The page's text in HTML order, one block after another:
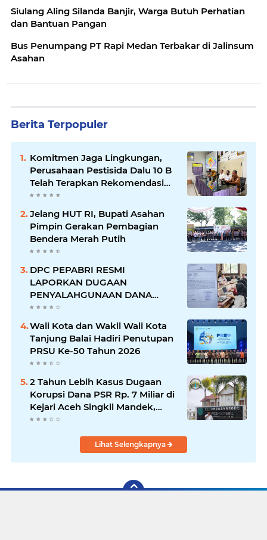
Siulang Aling Silanda Banjir, Warga Butuh Perhatian
dan Bantuan Pangan
Bus Penumpang PT Rapi Medan Terbakar di Jalinsum
Asahan
Berita Terpopuler
Komitmen Jaga Lingkungan,
Perusahaan Pestisida Dalu 10 B
Telah Terapkan Rekomendasi
Filter Udara DLH
Jelang HUT RI, Bupati Asahan
Pimpin Gerakan Pembagian
Bendera Merah Putih
DPC PEPABRI RESMI
LAPORKAN DUGAAN
PENYALAHGUNAAN DANA
HIBAH RP4,1 MILIAR KE POLRES
SUBULUSSALAM
Wali Kota dan Wakil Wali Kota
Tanjung Balai Hadiri Penutupan
PRSU Ke-50 Tahun 2026
2 Tahun Lebih Kasus Dugaan
Korupsi Dana PSR Rp. 7 Miliar di
Kejari Aceh Singkil Mandek,
Ketua LMR-RI Desak Kepastian
Lihat Selengkapnya